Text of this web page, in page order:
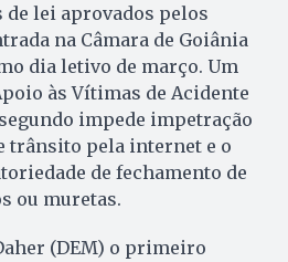
de lei aprovados pelos
na Câmara de Goiânia
dia letivo de março. Um
às Vítimas de Acidente
impede impetração
trânsito pela internet e o
de fechamento de
ou muretas.
(DEM) o primeiro